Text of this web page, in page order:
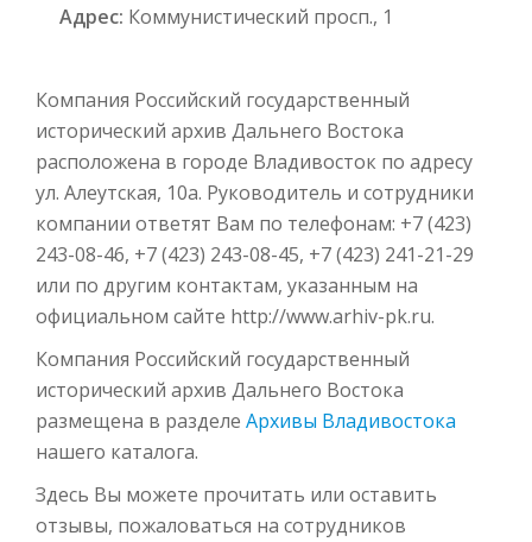
Адрес: Коммунистический просп., 1
Компания Российский государственный
исторический архив Дальнего Востока
расположена в городе Владивосток по адресу
ул. Алеутская, 10а. Руководитель и сотрудники
компании ответят Вам по телефонам: +7 (423)
243-08-46, +7 (423) 243-08-45, +7 (423) 241-21-29
или по другим контактам, указанным на
официальном сайте http://www.arhiv-pk.ru.
Компания Российский государственный
исторический архив Дальнего Востока
размещена в разделе Архивы Владивостока
нашего каталога.
Здесь Вы можете прочитать или оставить
отзывы, пожаловаться на сотрудников